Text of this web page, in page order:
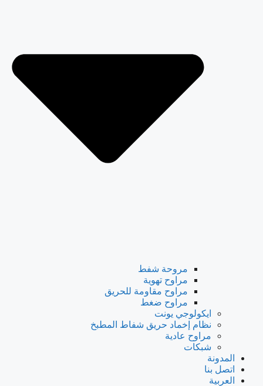
مروحة شفط
مراوح تهوية
مراوح مقاومة للحريق
مراوح ضغط
ايكولوجي يونت
نظام إخماد حريق شفاط المطبخ
مراوح عادية
شبكات
المدونة
اتصل بنا
العربية